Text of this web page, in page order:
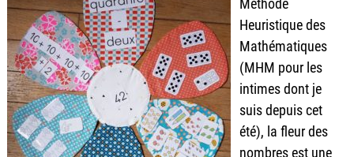
Heuristique des
Mathématiques
(MHM pour les
intimes dont je
suis depuis cet
été), la fleur des
nombres est une